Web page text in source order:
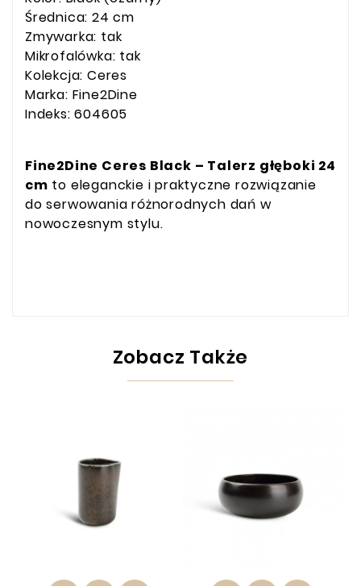
Średnica: 24 cm
Zmywarka: tak
Mikrofalówka: tak
Kolekcja: Ceres
Marka: Fine2Dine
Indeks: 604605
Fine2Dine Ceres Black – Talerz głęboki 24
cm to eleganckie i praktyczne rozwiązanie
do serwowania różnorodnych dań w
nowoczesnym stylu.
Zobacz Także